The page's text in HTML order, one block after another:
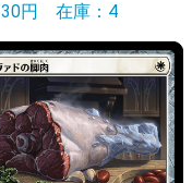
30円 在庫：4